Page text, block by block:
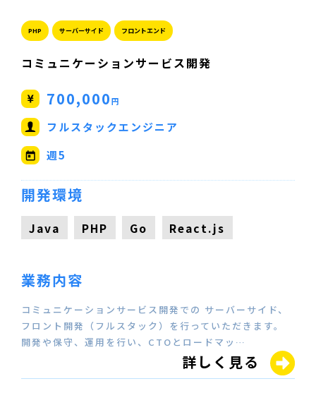
PHP サーバーサイド フロントエンド
コミュニケーションサービス開発
700,000円
フルスタックエンジニア
週5
開発環境
Java PHP Go React.js
業務内容
コミュニケーションサービス開発での サーバーサイド、
フロント開発（フルスタック）を行っていただきます。
開発や保守、運用を行い、CTOとロードマッ…
詳しく見る